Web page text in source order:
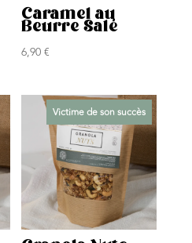
Caramel au
Beurre Salé
6,90€
Victime de son succès